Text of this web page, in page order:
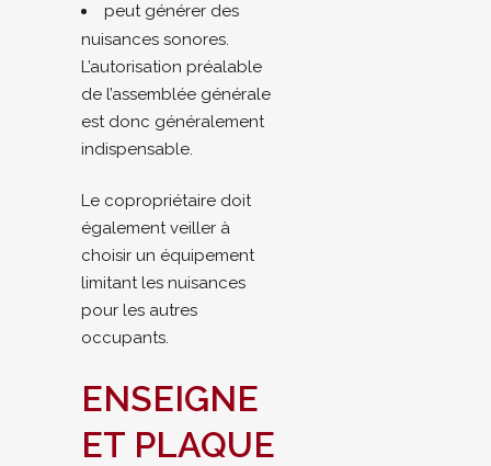
peut générer des
nuisances sonores.
L’autorisation préalable
de l’assemblée générale
est donc généralement
indispensable.
Le copropriétaire doit
également veiller à
choisir un équipement
limitant les nuisances
pour les autres
occupants.
ENSEIGNE
ET PLAQUE